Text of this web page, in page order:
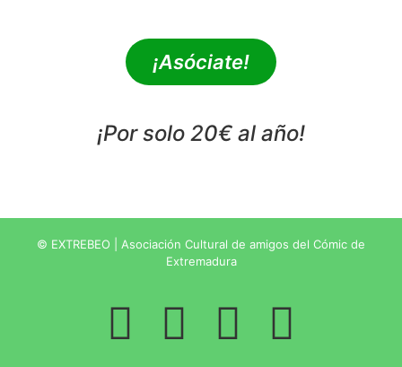
¡Asóciate!
¡Por solo 20€ al año!
© EXTREBEO | Asociación Cultural de amigos del Cómic de
Extremadura